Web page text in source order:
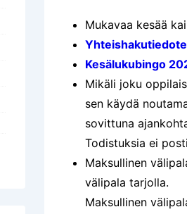
Mukavaa kesää
Kesälukubingo
Mikäli joku
sen käydä
sovittuna
Todistuksia ei
Maksullinen
välipala tarjolla.
Maksullinen